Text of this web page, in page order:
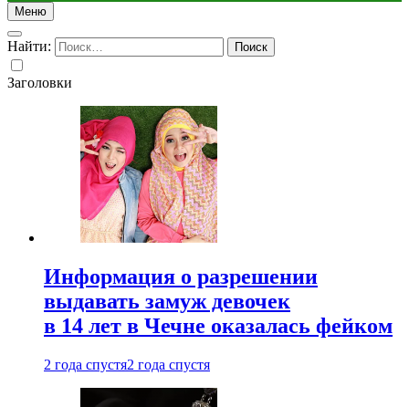
Меню
Найти:
Заголовки
Информация о разрешении
выдавать замуж девочек
в 14 лет в Чечне оказалась фейком
2 года спустя2 года спустя